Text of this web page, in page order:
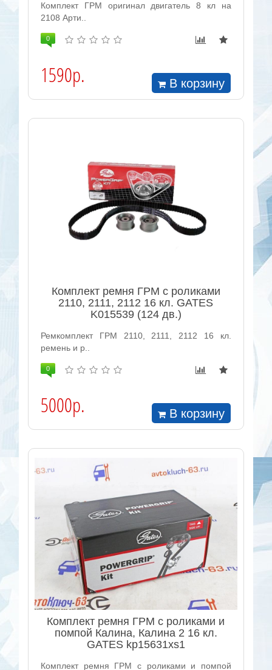
Комплект ГРМ оригинал двигатель 8 кл на
2108 Арти..
0
1590р. В корзину
Комплект ремня ГРМ с роликами
2110, 2111, 2112 16 кл. GATES
K015539 (124 дв.)
Ремкомплект ГРМ 2110, 2111, 2112 16 кл.
ремень и р..
0
5000р. В корзину
Комплект ремня ГРМ с роликами и
помпой Калина, Калина 2 16 кл.
GATES kp15631xs1
Комплект ремня ГРМ с роликами и помпой